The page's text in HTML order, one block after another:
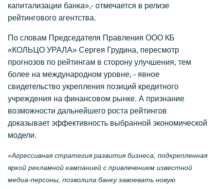
капитализации банка»,- отмечается в релизе
рейтингового агентства.
По словам Председателя Правления ООО КБ
«КОЛЬЦО УРАЛА» Сергея Грудина, пересмотр
прогнозов по рейтингам в сторону улучшения, тем
более на международном уровне, - явное
свидетельство укрепления позиций кредитного
учреждения на финансовом рынке. А признание
возможности дальнейшего роста рейтингов
доказывает эффективность выбранной экономической
модели.
«Агрессивная стратегия развития бизнеса, подкрепленная
яркой рекламной кампанией с привлечением известной
медиа-персоны, позволила банку завоевать новую